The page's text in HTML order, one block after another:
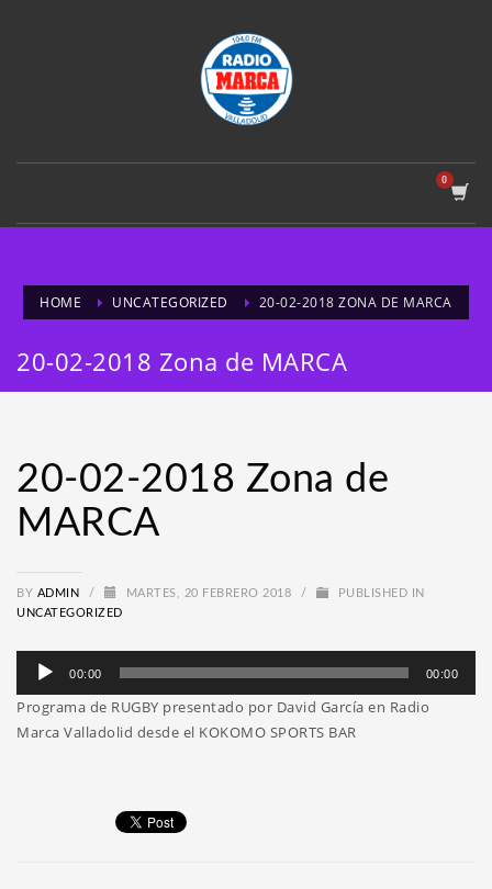
HOME UNCATEGORIZED 20-02-2018 ZONA DE MARCA
20-02-2018 Zona de MARCA
20-02-2018 Zona de
MARCA
BY ADMIN / MARTES, 20 FEBRERO 2018 /
PUBLISHED IN
UNCATEGORIZED
Reproductor
audio
00:00 00:00
Programa de RUGBY presentado por David García en Radio
Marca Valladolid desde el KOKOMO SPORTS BAR